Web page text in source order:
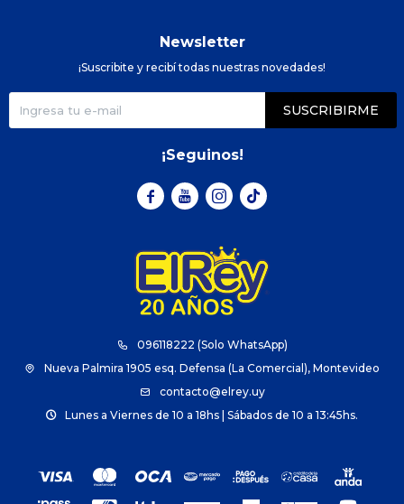
096118222 (Solo WhatsApp)
Nueva Palmira 1905 esq. Defensa (La Comercial), Montevideo
contacto@elrey.uy
Lunes a Viernes de 10 a 18hs | Sábados de 10 a 13:45hs.
Newsletter
¡Suscribite y recibí todas nuestras novedades!
SUSCRIBIRME
¡Seguinos!
  